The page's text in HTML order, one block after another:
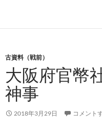
古資料（戦前）
大阪府官幣
神事
2018年3月29日 コメント